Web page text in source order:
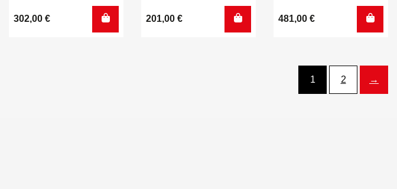
302,00 € 201,00 € 481,00 €
1 2 →